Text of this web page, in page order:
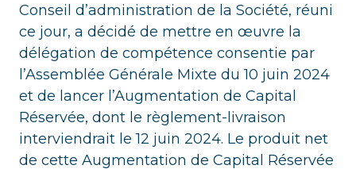
Conseil d’administration de la Société, réuni
ce jour, a décidé de mettre en œuvre la
délégation de compétence consentie par
l’Assemblée Générale Mixte du 10 juin 2024
et de lancer l’Augmentation de Capital
Réservée, dont le règlement-livraison
interviendrait le 12 juin 2024. Le produit net
de cette Augmentation de Capital Réservée